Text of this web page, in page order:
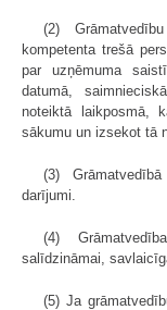
(2)
kompetenta trešā
par uzņēmuma
datumā,
noteiktā laikposmā,
sākumu un izsekot tā
(3)
darījumi.
(4)
salīdzināmai,
(5) Ja